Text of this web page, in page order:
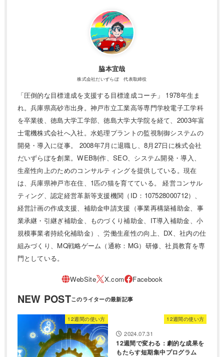
脇本宜哉
株式会社だいずらぼ 代表取締役
「圧倒的な目標達成を支援する目標達成コーチ」 1978年生ま
れ。兵庫県高砂市出身。神戸市立工業高等専門学校電子工学科
を卒業後、徳島大学工学部、徳島大学大学院を経て、2003年富
士電機株式会社へ入社。水処理プラントの監視制御システムの
開発・導入に従事。 2008年7月に退職し、8月27日に株式会社
だいずらぼを創業。WEB制作、SEO、システム開発・導入、
生産性向上のためのコンサルティングを提供している。現在
は、兵庫県神戸市在住、1匹の猫を育てている。 経営コンサル
ティング、認定経営革新等支援機関（ID：107528000712）、
経営計画の作成支援、補助金申請支援（事業再構築補助金、事
業承継・引継ぎ補助金、ものづくり補助金、IT導入補助金、小
規模事業者持続化補助金）、労働生産性の向上、DX、社内の仕
組みづくり、MQ戦略ゲーム（通称：MG）研修、社員教育を専
門としている。
NEW POST
12週間の使い方 12週間の使い方
2024.07.31
12週間で変わる：劇的な成果を
もたらす短期集中プログラム